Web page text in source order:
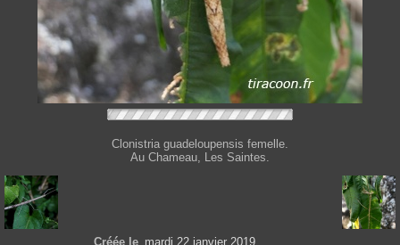
Clonistria guadeloupensis femelle.
Au Chameau, Les Saintes.
Créée le mardi 22 janvier 2019